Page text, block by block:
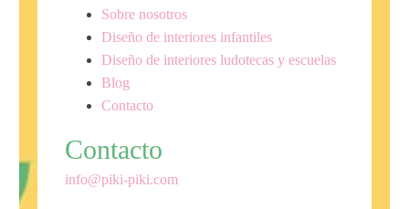
Sobre nosotros
Diseño de interiores infantiles
Diseño de interiores ludotecas y escuelas
Blog
Contacto
Contacto
info@piki-piki.com